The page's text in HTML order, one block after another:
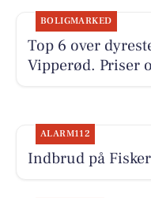
BOLIGMARKED
Top 6 over
Vipperød. Priser
ALARM112
Indbrud på